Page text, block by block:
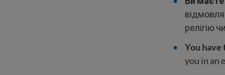
релігію
You have
you in an